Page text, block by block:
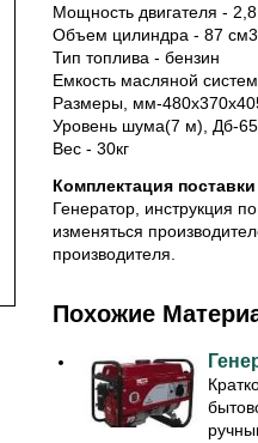
Мощность двигателя -
Объем цилиндра - 87 см3
Тип топлива - бензин
Емкость масляной
Размеры, мм-
Уровень шума(7 м), Дб-65
Вес - 30кг
Комплектация
Генератор, инструкция
изменяться
производителя.
Похожие